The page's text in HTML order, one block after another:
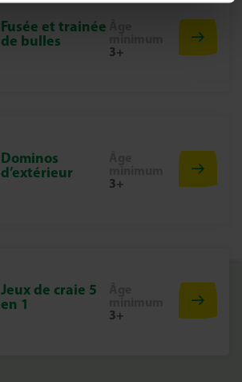
Fusée et trainée
de bulles
3+
Dominos
d’extérieur
3+
Jeux de craie 5
en 1
3+